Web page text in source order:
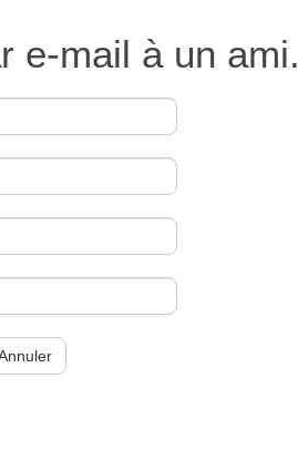
e-mail à un ami.